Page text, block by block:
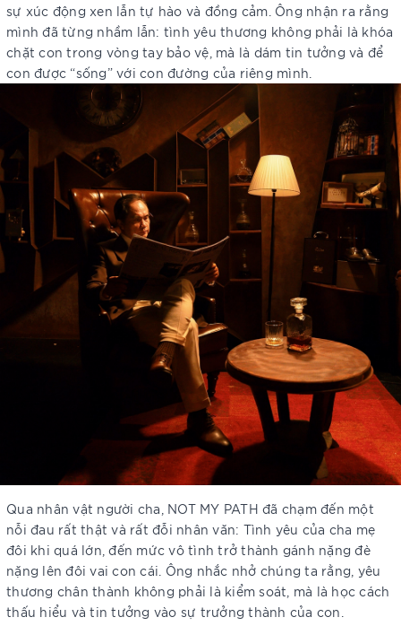
sự xúc động xen lẫn tự hào và đồng cảm. Ông nhận ra rằng
mình đã từng nhầm lẫn: tình yêu thương không phải là khóa
chặt con trong vòng tay bảo vệ, mà là dám tin tưởng và để
con được “sống” với con đường của riêng mình.
Qua nhân vật người cha, NOT MY PATH đã chạm đến một
nỗi đau rất thật và rất đỗi nhân văn: Tình yêu của cha mẹ
đôi khi quá lớn, đến mức vô tình trở thành gánh nặng đè
nặng lên đôi vai con cái. Ông nhắc nhở chúng ta rằng, yêu
thương chân thành không phải là kiểm soát, mà là học cách
thấu hiểu và tin tưởng vào sự trưởng thành của con.